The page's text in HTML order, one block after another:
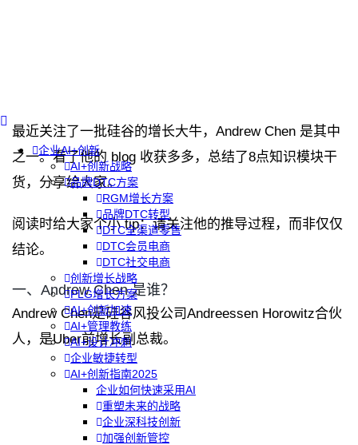
企业AI+创新
AI+创新战略
品牌DTC方案
RGM增长方案
品牌DTC转型
DTC全渠道零售
DTC会员电商
DTC社交电商
创新增长战略
PLG增长方案
AI+创新加速
AI+管理教练
AI+设计冲刺
企业敏捷转型
AI+创新指南2025
企业如何快速采用AI
重塑未来的战略
企业深科技创新
加强创新管控
最近关注了一批硅谷的增长大牛，Andrew Chen 是其中
之一。看了他的 blog 收获多多，总结了8点知识模块干
货，分享给大家。
阅读时给大家个小 tip：请关注他的推导过程，而非仅仅
结论。
一、Andrew Chen 是谁？
Andrew Chen是硅谷风投公司Andreessen Horowitz合伙
人，是Uber前增长副总裁。